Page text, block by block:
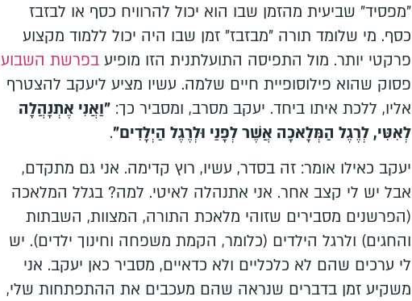
"מפסיד" שביעית מהזמן שבו הוא יכול להרוויח כסף או לבזבז
כסף. מי שלומד תורה "מבזבז" זמן שבו היה יכול ללמוד מקצוע
פרקטי יותר. מול התפיסה התועלתנית הזו מופיע בפרשת השבוע
פסוק שהוא פילוסופיית חיים שלמה. עשיו מציע ליעקב להצטרף
אליו, ללכת איתו ביחד. יעקב מסרב, ומסביר כך: "וַאֲנִי אֶתְנָהֲלָה
לְאִטִּי, לְרֶגֶל הַמְּלָאכָה אֲשֶׁר לְפָנַי וּלְרֶגֶל הַיְלָדִים".
יעקב כאילו אומר: זה בסדר, עשיו, רוץ קדימה. אני גם מתקדם,
אבל יש לי קצב אחר. אני אתנהלה לאיטי. למה? בגלל המלאכה
(הפרשנים מסבירים שזוהי מלאכת התורה, המצוות, השבתות
והחגים) ולרגל הילדים (כלומר, הקמת משפחה וחינוך ילדים). יש
לי ערכים שהם לא כלכליים ולא כדאיים, מסביר כאן יעקב. אני
משקיע זמן בדברים שנראה שהם מעכבים את ההתפתחות שלי,